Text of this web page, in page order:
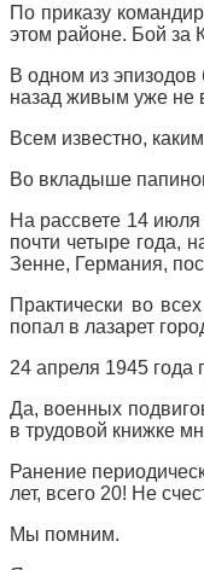
По приказу
этом районе. Бой за
В одном из эпизодов
назад живым уже не
Всем известно,
Во вкладыше
На рассвете 14
почти четыре года,
Зенне, Германия,
Практически во
попал в лазарет
24 апреля 1945
Да, военных
в трудовой книжке
Ранение
лет, всего 20! Не
Мы помним.